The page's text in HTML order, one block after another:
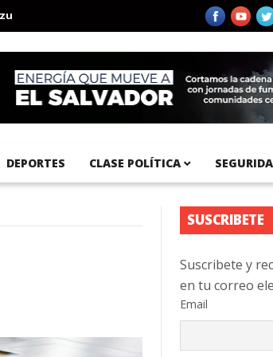
Aeropuerto Internacional del Pacífico registra
DEPORTES CLASE POLÍTICA
SUSCRIBETE
Suscribete y
en tu correo
Email